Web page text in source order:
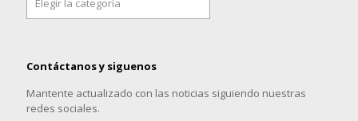
por
categoría
Contáctanos y siguenos
Mantente actualizado con las noticias siguiendo nuestras
redes sociales.